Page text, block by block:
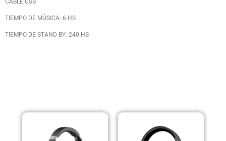
CABLE USB
TIEMPO DE MÚSICA: 6 HS
TIEMPO DE STAND BY: 240 HS